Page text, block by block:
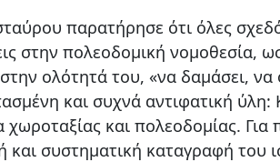
παρατήρησε ότι όλες
στην πολεοδομική νομοθεσία,
ολότητά του, «να δαμάσει, να
και συχνά αντιφατική ύλη:
χωροταξίας και πολεοδομίας.
και συστηματική καταγραφή του